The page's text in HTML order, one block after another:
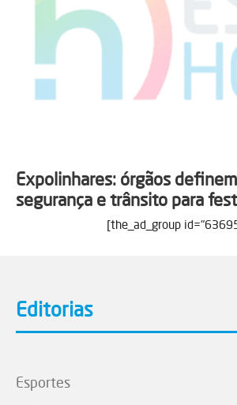
Expolinhares: órgãos
segurança e trânsito para
[the_ad_group
Editorias
Esportes